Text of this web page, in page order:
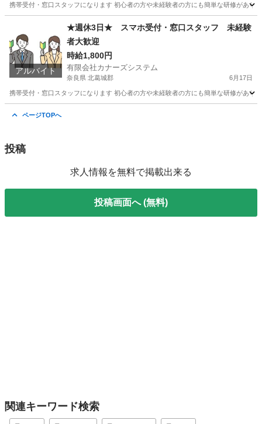
携帯受付・窓口スタッフになります 初心者の方や未経験者の方にも簡単な研修があ
携帯ショップ スタッフ
アルバイト
★週休3日★ スマホ受付・窓口スタッフ 未経験
者大歓迎
時給1,800円
有限会社カナーズシステム
奈良県 北葛城郡 6月17日
携帯受付・窓口スタッフになります 初心者の方や未経験者の方にも簡単な研修があ
ページTOPへ
投稿
求人情報を無料で掲載出来る
投稿画面へ (無料)
関連キーワード検索